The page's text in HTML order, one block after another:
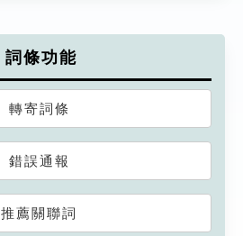
詞條功能
轉寄詞條
錯誤通報
推薦關聯詞